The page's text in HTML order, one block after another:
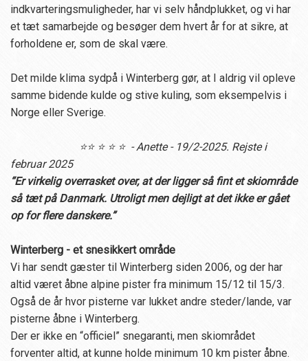
indkvarteringsmuligheder, har vi selv håndplukket, og vi har
et tæt samarbejde og besøger dem hvert år for at sikre, at
forholdene er, som de skal være.
Det milde klima sydpå i Winterberg gør, at I aldrig vil opleve
samme bidende kulde og stive kuling, som eksempelvis i
Norge eller Sverige.
⭐⭐ ⭐ ⭐ ⭐ - Anette - 19/2-2025. Rejste i
februar 2025
“Er virkelig overrasket over, at der ligger så fint et skiområde
så tæt på Danmark. Utroligt men dejligt at det ikke er gået
op for flere danskere.”
Winterberg - et snesikkert område
Vi har sendt gæster til Winterberg siden 2006, og der har
altid været åbne alpine pister fra minimum 15/12 til 15/3.
Også de år hvor pisterne var lukket andre steder/lande, var
pisterne åbne i Winterberg.
Der er ikke en “officiel” snegaranti, men skiområdet
forventer altid, at kunne holde minimum 10 km pister åbne.